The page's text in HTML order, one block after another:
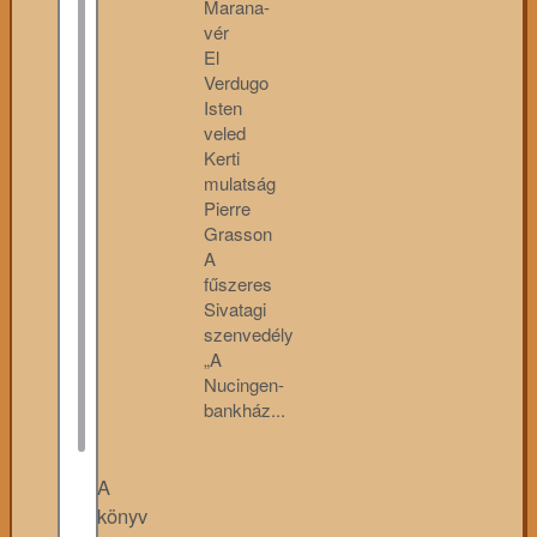
Marana-
vér
El
Verdugo
Isten
veled
Kerti
mulatság
Pierre
Grasson
A
fűszeres
Sivatagi
szenvedély
„A
Nucingen-
bankház...
A
könyv